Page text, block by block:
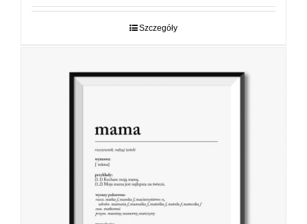
29,00 zł
Szczegóły